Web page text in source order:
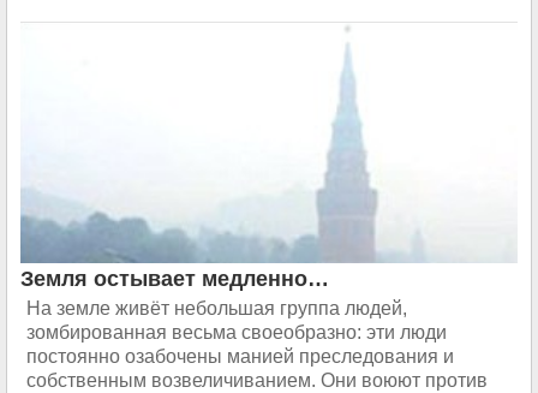
Земля остывает медленно…
На земле живёт небольшая группа людей,
зомбированная весьма своеобразно: эти люди
постоянно озабочены манией преследования и
собственным возвеличиванием. Они воюют против